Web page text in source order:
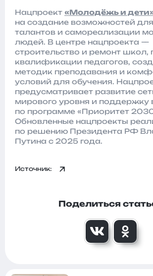
Нацпроект «Молодёжь и
на создание возможностей
талантов и самореализации
людей. В центре нацпроекта —
строительство и ремонт
квалификации педагогов,
методик преподавания и
условий для обучения.
предусматривает развитие
мирового уровня и поддержку
по программе «Приоритет
Обновленные нацпроекты
по решению Президента РФ
Путина с 2025 года.
Источник:
Поделиться